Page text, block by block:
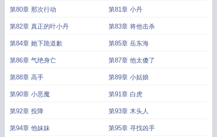
第80章 那次行动 第81章 小丹
第82章 真正的叶小丹 第83章 将他击杀
第84章 她下跪道歉 第85章 岳东海
第86章 气绝身亡 第87章 他太傻了
第88章 高手 第89章 小姑娘
第90章 小恶魔 第91章 白虎
第92章 投降 第93章 木头人
第94章 他妹妹 第95章 寻找凶手